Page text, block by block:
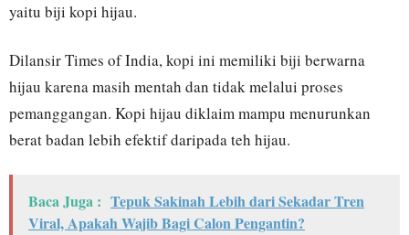
yaitu biji kopi hijau.
Dilansir Times of India, kopi ini memiliki biji berwarna
hijau karena masih mentah dan tidak melalui proses
pemanggangan. Kopi hijau diklaim mampu menurunkan
berat badan lebih efektif daripada teh hijau.
Baca Juga : Tepuk Sakinah Lebih dari Sekadar Tren
Viral, Apakah Wajib Bagi Calon Pengantin?